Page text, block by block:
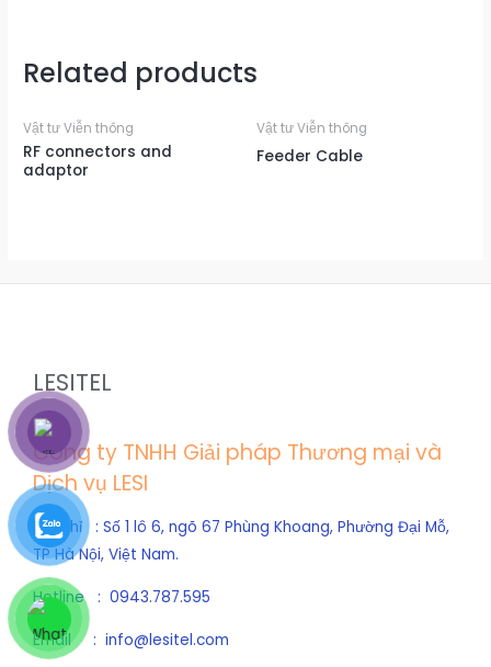
Related products
Vật tư Viễn thông
RF connectors and
adaptor
Vật tư Viễn thông
Feeder Cable
LESITEL
Công ty TNHH Giải pháp Thương mại và
Dịch vụ LESI
Địa chỉ : Số 1 lô 6, ngõ 67 Phùng Khoang, Phường Đại Mỗ,
TP Hà Nội, Việt Nam.
Hotline : 0943.787.595
Email : info@lesitel.com